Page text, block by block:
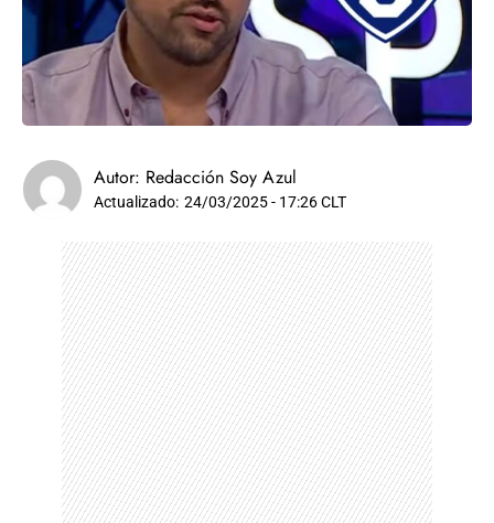
Autor: Redacción Soy Azul
Actualizado: 24/03/2025 - 17:26 CLT